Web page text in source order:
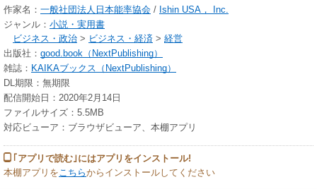
＜収録トピック＞
・雇用環境の違い
・キャリア観の違い
・採用/面談
・解雇事情
・報酬/評価制度
・意思決定
・オフィス環境
・リモートワーク
・コミュニケーション
・多様性あるメンバーのマネジメント
・ビジョン/ミッションを伝える
・現地進出している日本企業への評価
作家名： 一般社団法人日本能率協会 / Ishin USA， Inc.
ジャンル： 小説・実用書
ビジネス・政治 > ビジネス・経済 > 経営
出版社： good.book（NextPublishing）
雑誌： KAIKAブックス（NextPublishing）
DL期限：無期限
配信開始日：2020年2月14日
ファイルサイズ：5.5MB
対応ビューア：ブラウザビューア、本棚アプリ
｢アプリで読む｣にはアプリをインストール!
本棚アプリを こちらからインストールしてください